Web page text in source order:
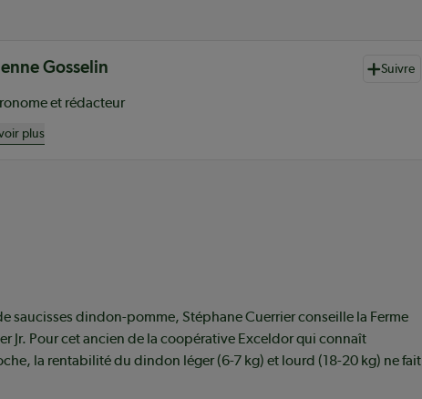
Gosselin Suivre
et rédacteur
plus
saucisses dindon-pomme, Stéphane Cuerrier conseille la Ferme
Jr. Pour cet ancien de la coopérative Exceldor qui connaît
la rentabilité du dindon léger (6-7 kg) et lourd (18-20 kg) ne fait